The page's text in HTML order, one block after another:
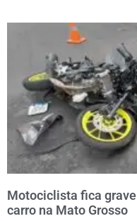
Motociclista fica
carro na Mato Grosso